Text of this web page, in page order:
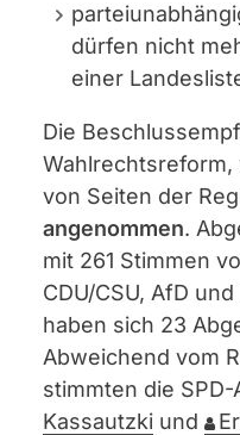
dürfen nicht
einer
Die
von Seiten der
angenommen.
mit 261 Stimmen
CDU/CSU, AfD
haben sich 23
Abweichend vom
stimmten die
Kassautzki und